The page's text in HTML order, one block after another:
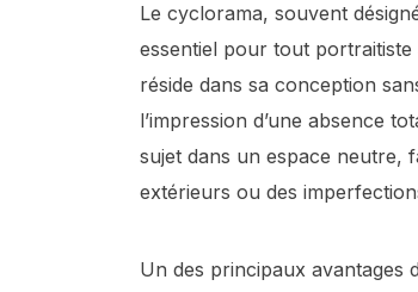
Le cyclorama, souvent
essentiel pour tout
réside dans sa conception
l’impression d’une absence
sujet dans un espace neutre,
extérieurs ou des
Un des principaux avantages